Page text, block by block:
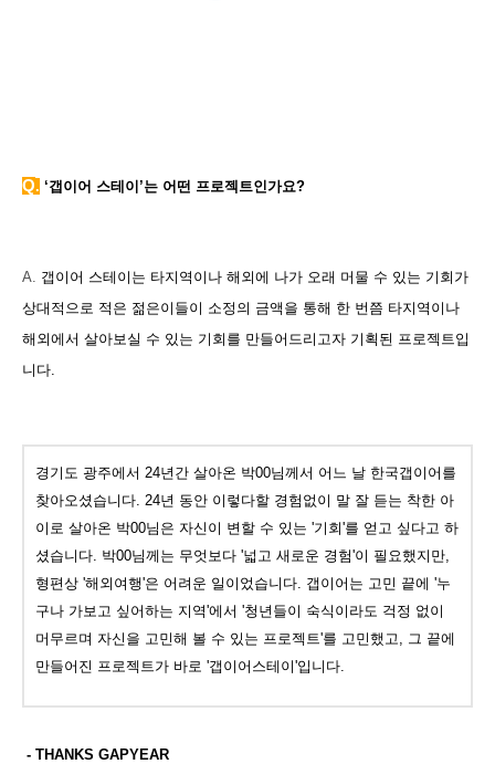
Q. ‘갭이어 스테이’는 어떤 프로젝트인가요?
A. 갭이어 스테이는 타지역이나 해외에 나가 오래 머물 수 있는 기회가
상대적으로 적은 젊은이들이 소정의 금액을 통해 한 번쯤 타지역이나
해외에서 살아보실 수 있는 기회를 만들어드리고자 기획된 프로젝트입
니다.
경기도 광주에서 24년간 살아온 박00님께서 어느 날 한국갭이어를
찾아오셨습니다. 24년 동안 이렇다할 경험없이 말 잘 듣는 착한 아
이로 살아온 박00님은 자신이 변할 수 있는 '기회'를 얻고 싶다고 하
셨습니다. 박00님께는 무엇보다 '넓고 새로운 경험'이 필요했지만,
형편상 '해외여행'은 어려운 일이었습니다. 갭이어는 고민 끝에 '누
구나 가보고 싶어하는 지역'에서 '청년들이 숙식이라도 걱정 없이
머무르며 자신을 고민해 볼 수 있는 프로젝트'를 고민했고, 그 끝에
만들어진 프로젝트가 바로 '갭이어스테이'입니다.
- THANKS GAPYEAR